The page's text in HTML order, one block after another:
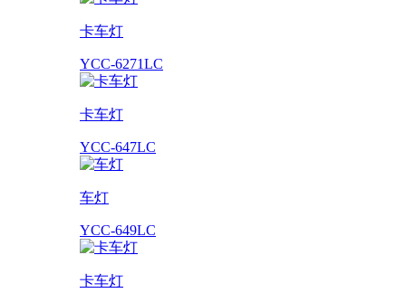
卡车灯
YCC-6271LC
卡车灯
YCC-647LC
车灯
YCC-649LC
卡车灯